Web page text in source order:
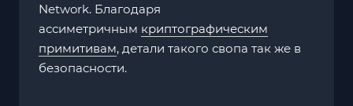
Network. Благодаря
ассиметричным криптографическим
примитивам, детали такого свопа так же в
безопасности.